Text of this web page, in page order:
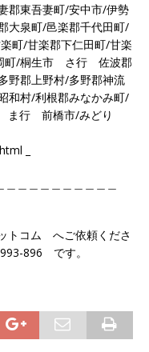
郡東吾妻町/安中市/伊勢
大泉町/邑楽郡千代田町/
町/甘楽郡下仁田町/甘楽
町/桐生市 さ行 佐波郡
郡上野村/多野郡神流
和村/利根郡みなかみ町/
行 前橋市/みどり
_
＿＿＿＿＿＿＿＿＿
トコム へご依頼くださ
896 です。